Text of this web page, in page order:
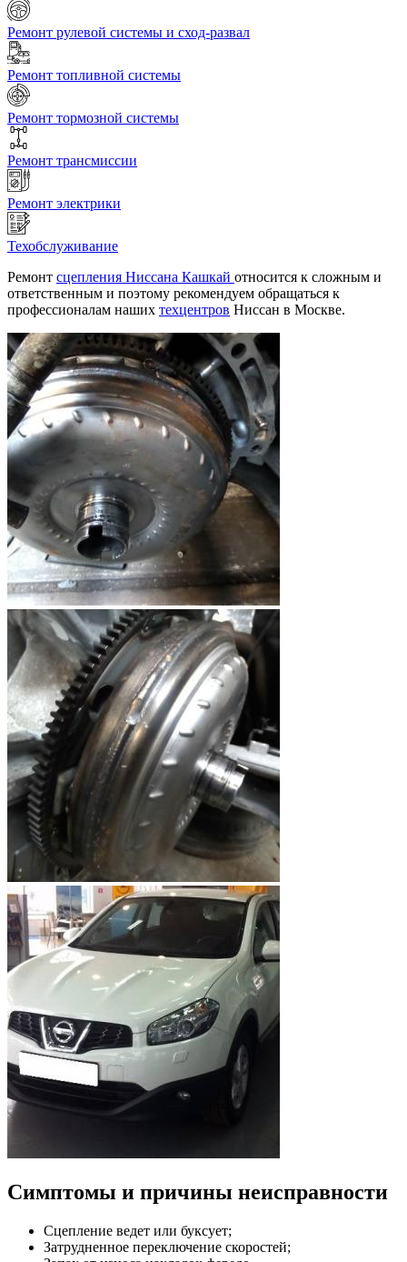
Ремонт рулевой системы и сход-развал
Ремонт топливной системы
Ремонт тормозной системы
Ремонт трансмиссии
Ремонт электрики
Техобслуживание
Ремонт сцепления Ниссана Кашкай относится к сложным и
ответственным и поэтому рекомендуем обращаться к
профессионалам наших техцентров Ниссан в Москве.
Симптомы и причины неисправности
Сцепление ведет или буксует;
Затрудненное переключение скоростей;